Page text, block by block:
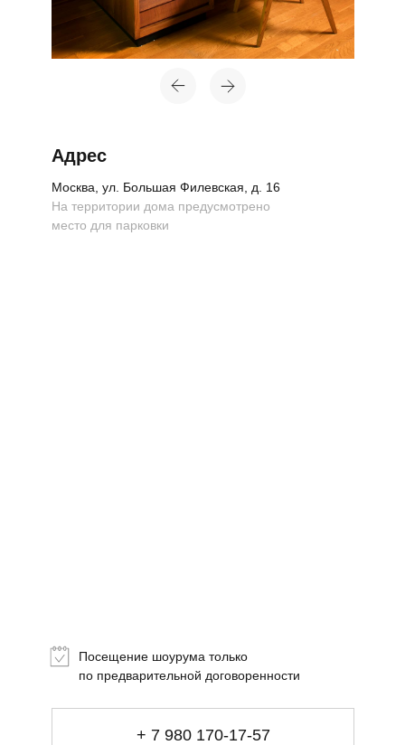
+ 7 980 170-17-57
Посещение шоурума только
по предварительной договоренности
Москва, ул. Большая Филевская, д. 16
Адрес
На территории дома предусмотрено
место для парковки